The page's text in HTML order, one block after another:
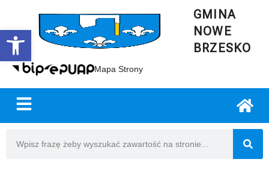
Open toolbar
GMINA
NOWE
BRZESKO
Mapa Strony